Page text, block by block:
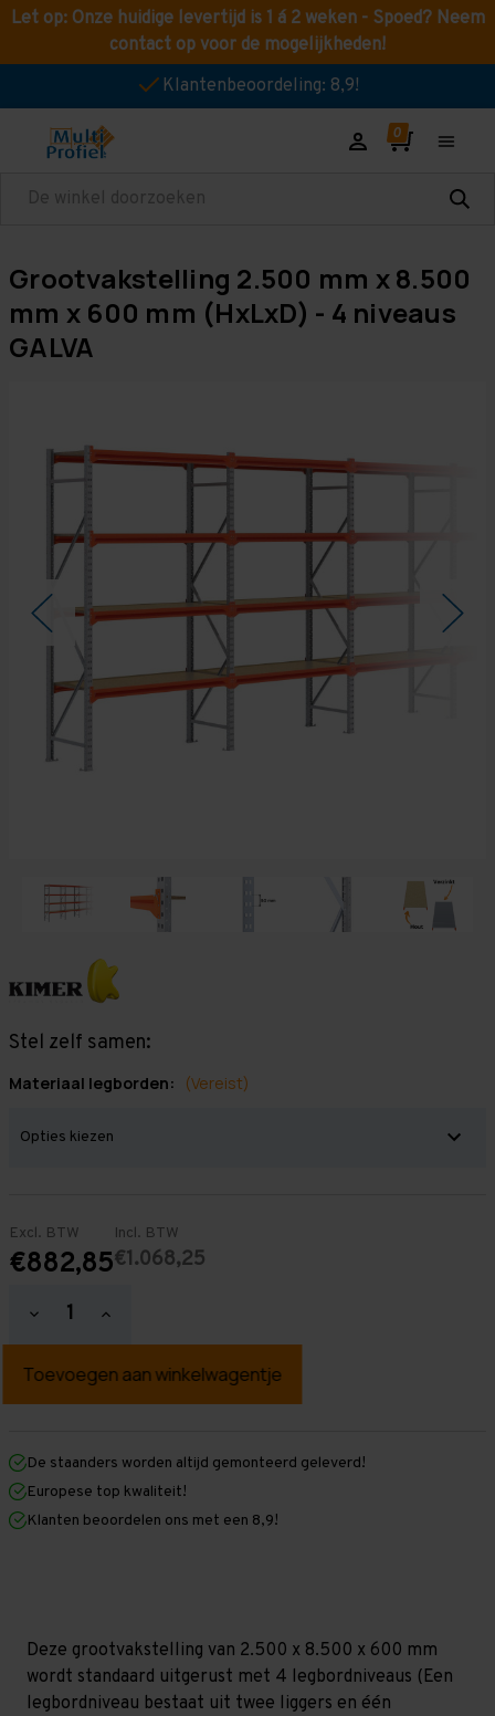
Let op: Onze huidige levertijd is 1 á 2 weken - Spoed? Neem
contact op voor de mogelijkheden!
Klantenbeoordeling: 8,9!
Zoeken
Grootvakstelling 2.500 mm x 8.500
mm x 600 mm (HxLxD) - 4 niveaus
GALVA
Stel zelf samen:
Materiaal legborden: (Vereist)
Excl. BTW
€882,85
Incl. BTW
€1.068,25
Hoeveelheid
verlagen
Grootvakstelling
mm
mm
x
600
mm
Hoeveelheid
verhogen
Grootvakstelling
mm
mm
600
mm
De staanders worden altijd gemonteerd geleverd!
Europese top kwaliteit!
Klanten beoordelen ons met een 8,9!
Deze grootvakstelling van 2.500 x 8.500 x 600 mm
wordt standaard uitgerust met 4 legbordniveaus (Een
legbordniveau bestaat uit twee liggers en één